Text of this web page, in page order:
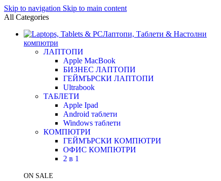
Skip to navigation Skip to main content
All Categories
Лаптопи, Таблети & Настолни
компютри
ЛАПТОПИ
Apple MacBook
БИЗНЕС ЛАПТОПИ
ГЕЙМЪРСКИ ЛАПТОПИ
Ultrabook
ТАБЛЕТИ
Apple Ipad
Android таблети
Windows таблети
КОМПЮТРИ
ГЕЙМЪРСКИ КОМПЮТРИ
ОФИС КОМПЮТРИ
2 в 1
ON SALE